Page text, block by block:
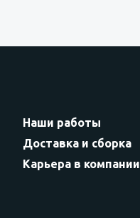
Наши работы
Доставка и сборка
Карьера в компании